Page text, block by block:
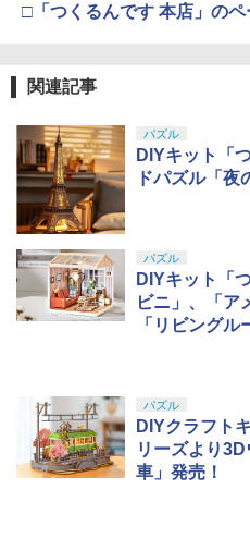
□「つくるんです 本店」のペ
関連記事
パズル
DIYキット「
ドパズル「
パズル
DIYキット「
ビニ」、「ア
「リビングル
パズル
DIYクラフト
リーズより
車」発売！